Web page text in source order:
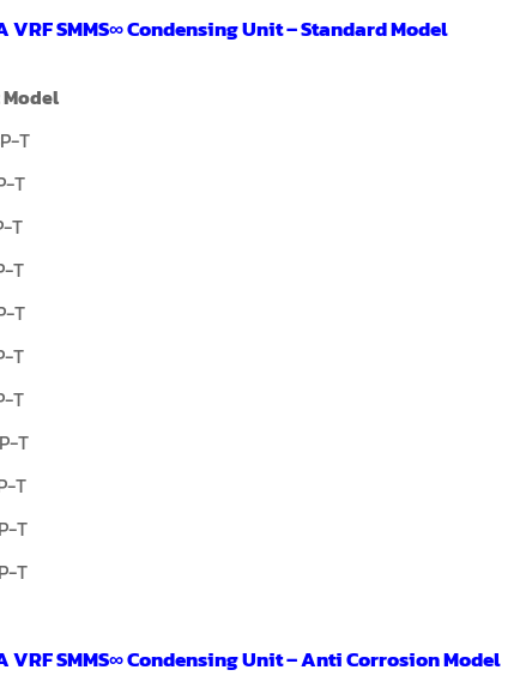
VRF SMMS∞ Condensing Unit – Standard Model
T
T
T
T
T
T
T
T
T
T
T
VRF SMMS∞ Condensing Unit – Anti Corrosion Model